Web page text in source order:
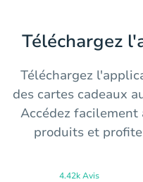
Téléchargez
Téléchargez
des cartes cadeaux
Accédez
produits et
4.42k Avis